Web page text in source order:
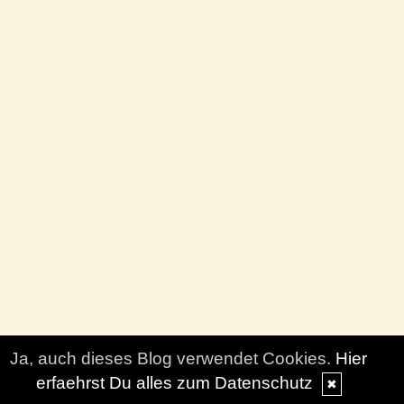
Ja, auch dieses Blog verwendet Cookies. Hier
erfaehrst Du alles zum Datenschutz
✖